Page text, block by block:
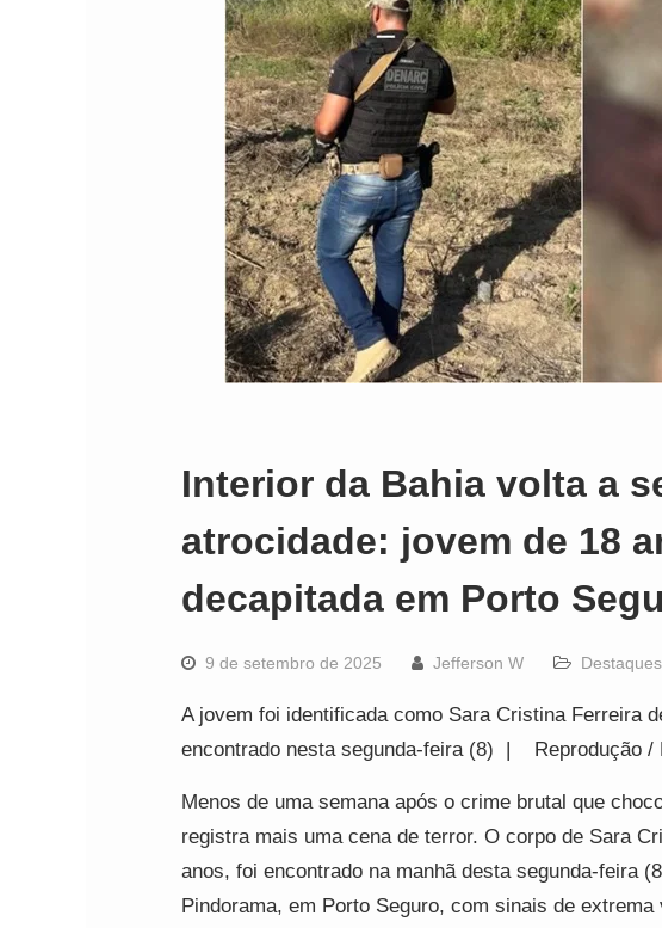
Interior da Bahia volta a
atrocidade: jovem de 18
decapitada em Porto
9 de setembro de 2025 Jefferson W Destaques
A jovem foi identificada como Sara Cristina Ferreira
encontrado nesta segunda-feira (8) | Reprodução /
Menos de uma semana após o crime brutal que
registra mais uma cena de terror. O corpo de Sara
anos, foi encontrado na manhã desta segunda-feira
Pindorama, em Porto Seguro, com sinais de